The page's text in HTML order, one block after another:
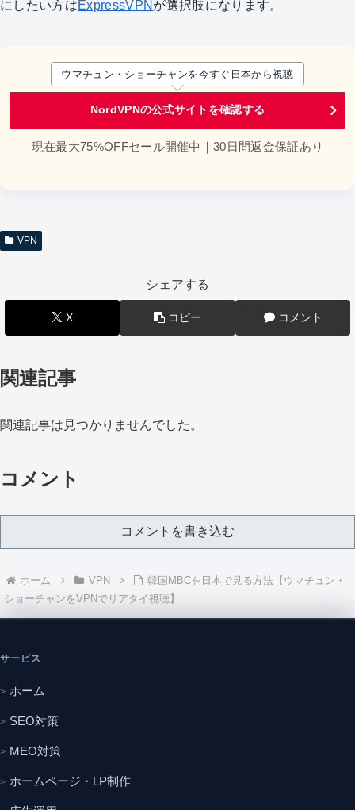
にしたい方はExpressVPNが選択肢になります。
ウマチュン・ショーチャンを今すぐ日本から視聴
NordVPNの公式サイトを確認する
現在最大75%OFFセール開催中｜30日間返金保証あり
VPN
シェアする
X コピー コメント
関連記事
関連記事は見つかりませんでした。
コメント
コメントを書き込む
ホーム VPN
韓国MBCを日本で見る方法【ウマチュン・
ショーチャンをVPNでリアタイ視聴】
サービス
ホーム
SEO対策
MEO対策
ホームページ・LP制作